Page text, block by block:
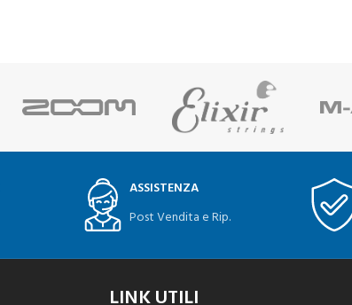
ASSISTENZA
Post Vendita e Rip.
LINK UTILI